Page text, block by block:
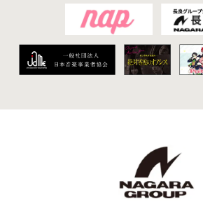
2021/12/24 映像
『Non-fiction』